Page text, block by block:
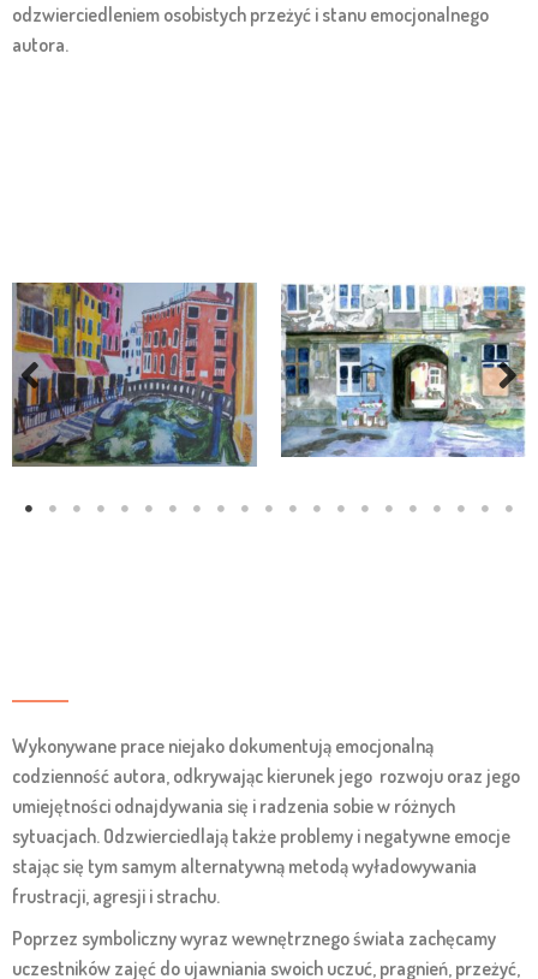
odzwierciedleniem osobistych przeżyć i stanu emocjonalnego
autora.
Wykonywane prace niejako dokumentują emocjonalną
codzienność autora, odkrywając kierunek jego rozwoju oraz jego
umiejętności odnajdywania się i radzenia sobie w różnych
sytuacjach. Odzwierciedlają także problemy i negatywne emocje
stając się tym samym alternatywną metodą wyładowywania
frustracji, agresji i strachu.
Poprzez symboliczny wyraz wewnętrznego świata zachęcamy
uczestników zajęć do ujawniania swoich uczuć, pragnień, przeżyć,